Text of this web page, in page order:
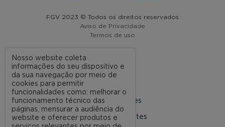
FGV 2023 © Todos os direitos reservados
Aviso de Privacidade
Termos de uso
A FGV
Nossas Unidades
Dúvidas Frequentes
Nosso website coleta
informações do seu dispositivo e
da sua navegação por meio de
cookies para permitir
funcionalidades como: melhorar o
funcionamento técnico das
páginas, mensurar a audiência do
website e oferecer produtos e